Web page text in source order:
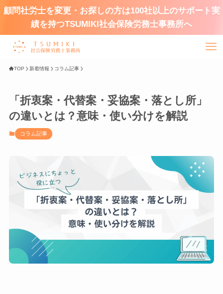
顧問社労士を変更・お探しの方は100社以上のサポート実
績を持つTSUMIKI社会保険労務士事務所へ
TOP 新着情報 コラム記事
「折衷案・代替案・妥協案・落とし所」
の違いとは？意味・使い分けを解説
コラム記事